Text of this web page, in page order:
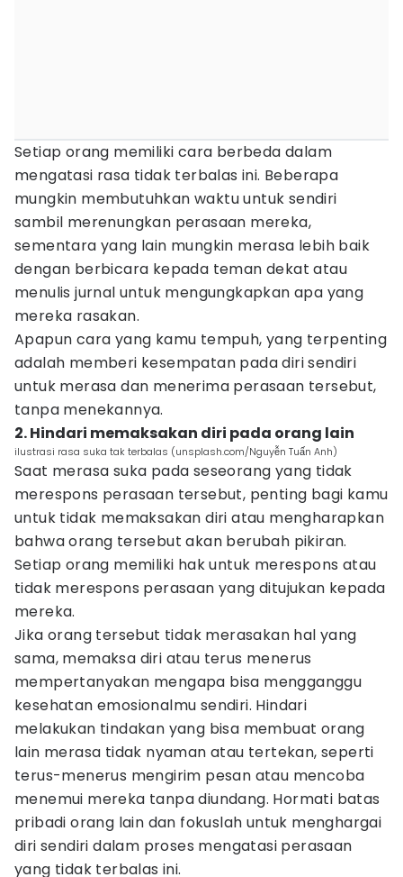
Setiap orang memiliki cara berbeda dalam
mengatasi rasa tidak terbalas ini. Beberapa
mungkin membutuhkan waktu untuk sendiri
sambil merenungkan perasaan mereka,
sementara yang lain mungkin merasa lebih baik
dengan berbicara kepada teman dekat atau
menulis jurnal untuk mengungkapkan apa yang
mereka rasakan.
Apapun cara yang kamu tempuh, yang terpenting
adalah memberi kesempatan pada diri sendiri
untuk merasa dan menerima perasaan tersebut,
tanpa menekannya.
2. Hindari memaksakan diri pada orang lain
ilustrasi rasa suka tak terbalas (unsplash.com/Nguyễn Tuấn Anh)
Saat merasa suka pada seseorang yang tidak
merespons perasaan tersebut, penting bagi kamu
untuk tidak memaksakan diri atau mengharapkan
bahwa orang tersebut akan berubah pikiran.
Setiap orang memiliki hak untuk merespons atau
tidak merespons perasaan yang ditujukan kepada
mereka.
Jika orang tersebut tidak merasakan hal yang
sama, memaksa diri atau terus menerus
mempertanyakan mengapa bisa mengganggu
kesehatan emosionalmu sendiri. Hindari
melakukan tindakan yang bisa membuat orang
lain merasa tidak nyaman atau tertekan, seperti
terus-menerus mengirim pesan atau mencoba
menemui mereka tanpa diundang. Hormati batas
pribadi orang lain dan fokuslah untuk menghargai
diri sendiri dalam proses mengatasi perasaan
yang tidak terbalas ini.